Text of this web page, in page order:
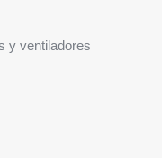
y ventiladores